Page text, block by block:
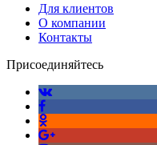
Для клиентов
О компании
Контакты
Присоединяйтесь